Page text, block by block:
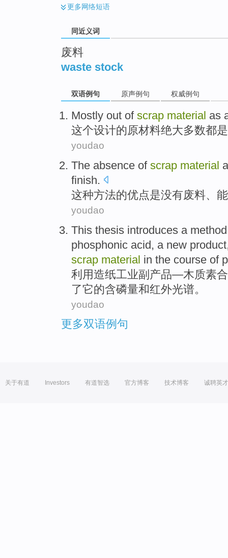
更多网络短语
同近义词
废料
waste stock
双语例句 原声例句 权威例句
Mostly out of scrap material as
这个设计的 原材料绝大多数都是
youdao
The absence of scrap material
finish.
这种方法的优点是没有废料、 能
youdao
This thesis introduces a
phosphonic acid, a new product
scrap material in the course of
利用造纸工业副产品—木质素
了它的含磷量和红外光谱。
youdao
更多双语例句
关于有道 Investors 有道智选 官方博客 技术博客 诚聘英才